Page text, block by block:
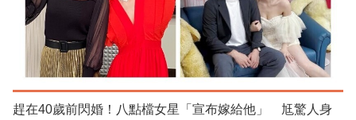
趕在40歲前閃婚！八點檔女星「宣布嫁給他」 尪驚人身